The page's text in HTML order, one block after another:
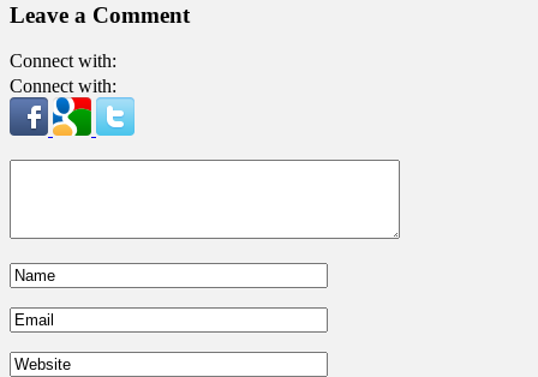
Leave a Comment
Connect with:
Connect with: